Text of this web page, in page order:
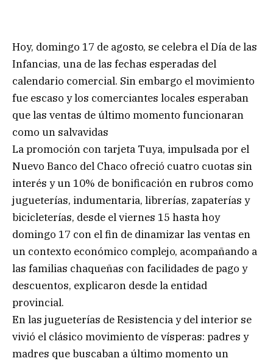
Hoy, domingo 17 de agosto, se celebra el Día de las
Infancias, una de las fechas esperadas del
calendario comercial. Sin embargo el movimiento
fue escaso y los comerciantes locales esperaban
que las ventas de último momento funcionaran
como un salvavidas
La promoción con tarjeta Tuya, impulsada por el
Nuevo Banco del Chaco ofreció cuatro cuotas sin
interés y un 10% de bonificación en rubros como
jugueterías, indumentaria, librerías, zapaterías y
bicicleterías, desde el viernes 15 hasta hoy
domingo 17 con el fin de dinamizar las ventas en
un contexto económico complejo, acompañando a
las familias chaqueñas con facilidades de pago y
descuentos, explicaron desde la entidad
provincial.
En las jugueterías de Resistencia y del interior se
vivió el clásico movimiento de vísperas: padres y
madres que buscaban a último momento un